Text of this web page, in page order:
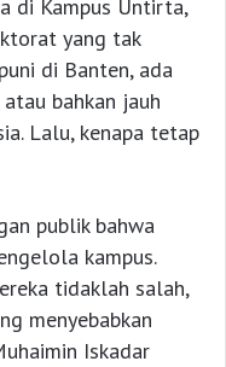
di Kampus Untirta,
yang tak
di Banten, ada
bahkan jauh
Lalu, kenapa tetap
publik bahwa
kampus.
tidaklah salah,
menyebabkan
Iskadar